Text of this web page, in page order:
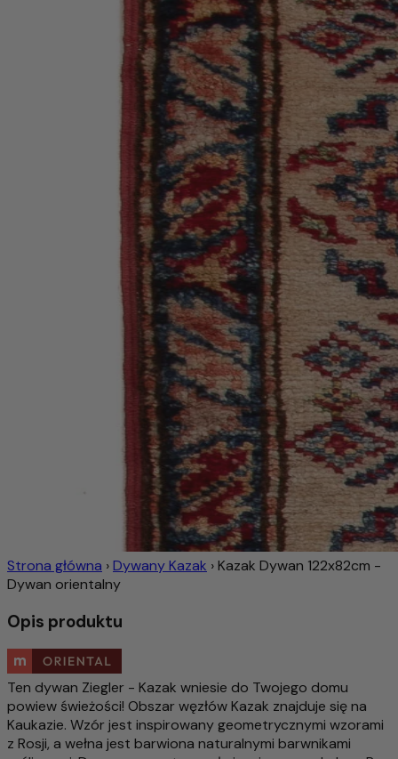
Strona główna ›Dywany Kazak ›Kazak Dywan 122x82cm -
Dywan orientalny
Opis produktu
Ten dywan Ziegler - Kazak wniesie do Twojego domu
powiew świeżości! Obszar węzłów Kazak znajduje się na
Kaukazie. Wzór jest inspirowany geometrycznymi wzorami
z Rosji, a wełna jest barwiona naturalnymi barwnikami